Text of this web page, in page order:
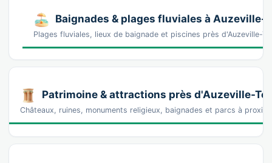
Baignades & plages fluviales à Auzeville-
Plages fluviales, lieux de baignade et piscines près d'Auzeville-
Patrimoine & attractions près d'Auzeville-
Châteaux, ruines, monuments religieux, baignades et parcs à